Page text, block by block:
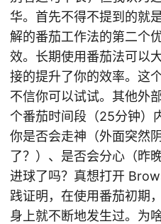
华。首先不得不提到的就
解的番茄工作法的第二个
效。长期使用番茄法可以
接的提升了你的效率。这
不信你可以试试。其他外
个番茄时间段（25分钟）
你是否会走神（外面突然
了？）、是否会分心（昨
进球了吗？真想打开
践证明，在使用番茄初期
身上就不断地发生过。为